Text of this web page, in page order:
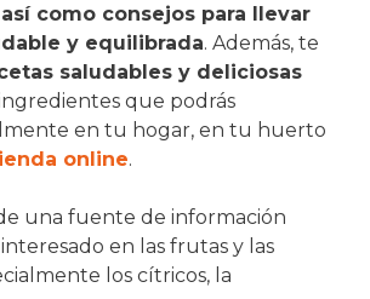
como consejos para llevar
y equilibrada. Además, te
saludables y deliciosas
que podrás
en tu hogar, en tu huerto
online.
una fuente de información
interesado en las frutas y las
los cítricos, la